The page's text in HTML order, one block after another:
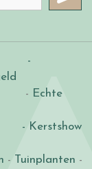
-
- Echte
- Kerstshow
- Tuinplanten -